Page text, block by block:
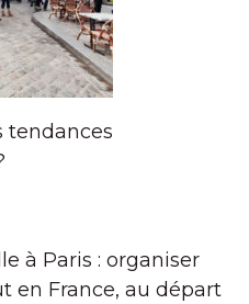
tendances
à Paris : organiser
en France, au départ